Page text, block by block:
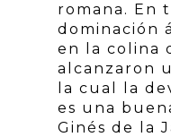
romana. En
dominación
en la colina
alcanzaron
la cual la
es una
Ginés de la